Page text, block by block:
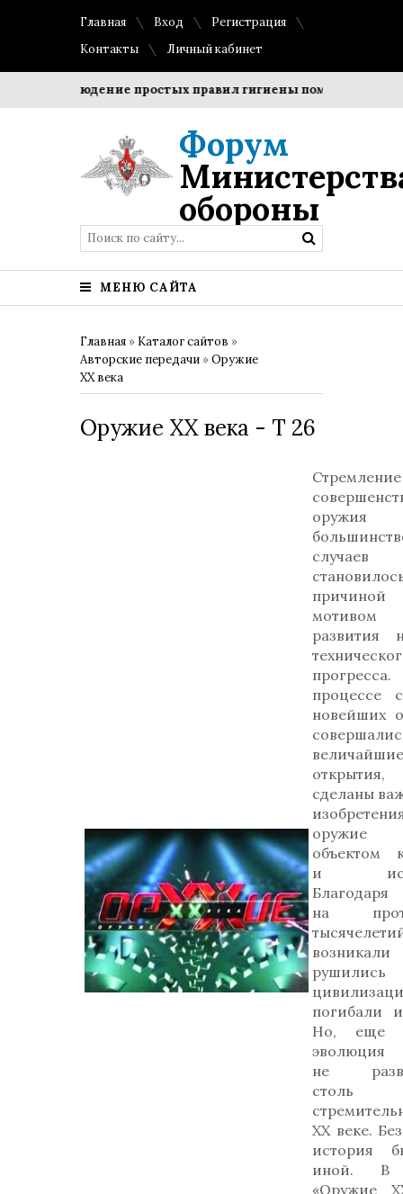
Главная Вход
Регистрация
Контакты
Личный кабинет
Соблюдение простых правил гигиены помогает
Форум
обороны
МЕНЮ САЙТА
Главная » Каталог сайтов »
Авторские передачи »Оружие
XX века
Оружие ХХ века - Т 26
случаев
развития
процессе
новейших
величайшие
сделаны
оружие
объектом
и
на
рушились
погибали
Но, еще
эволюция
не
столь
ХХ веке.
история
иной. В
«Оружие